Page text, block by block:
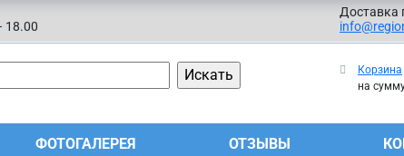
18.00
Доставка
Корзина
на
ФОТОГАЛЕРЕЯ ОТЗЫВЫ